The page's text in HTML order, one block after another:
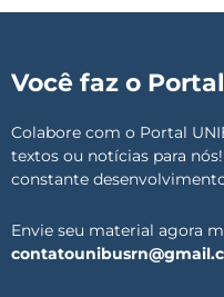
Você faz o
Colabore com o Portal
textos ou notícias para
constante
Envie seu material agora